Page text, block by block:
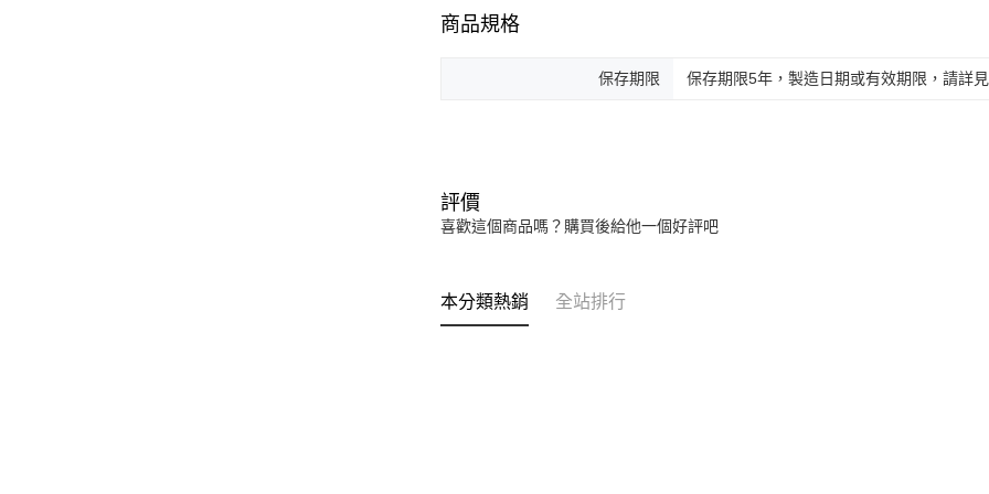
商品規格
保存期限 保存期限5年，製造日期或有效期限，請詳
評價
喜歡這個商品嗎？購買後給他一個好評吧
本分類熱銷 全站排行